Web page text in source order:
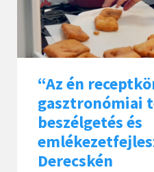
“Az én
gasztronómiai
beszélgetés és
Derecskén